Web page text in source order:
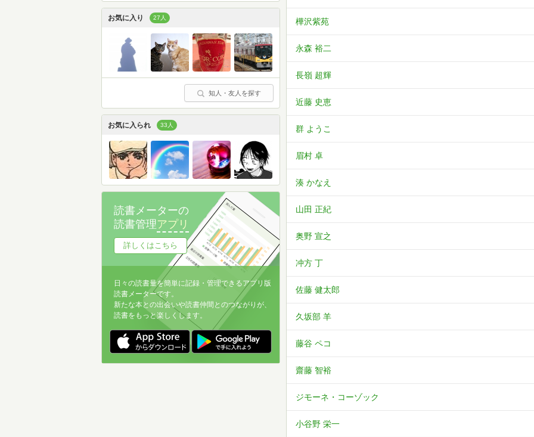
お気に入り 27人
知人・友人を探す
お気に入られ 33人
読書メーターの
読書管理アプリ
詳しくはこちら
日々の読書量を簡単に記録・管理できるアプリ版
読書メーターです。
新たな本との出会いや読書仲間とのつながりが、
読書をもっと楽しくします。
樺沢紫苑
永森 裕二
長嶺 超輝
近藤 史恵
群 ようこ
眉村 卓
湊 かなえ
山田 正紀
奥野 宣之
冲方 丁
佐藤 健太郎
久坂部 羊
藤谷 ペコ
齋藤 智裕
ジモーネ・コーゾック
小谷野 栄一